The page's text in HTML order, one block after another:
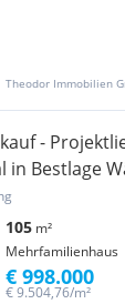
Theodor Immobilien
-
in Bestlage
105 m²
Mehrfamilienhaus
€ 9.504,76/m²
€ 998.000